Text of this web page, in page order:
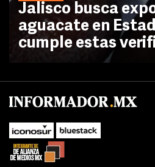
Jalisco busca
aguacate en
cumple estas